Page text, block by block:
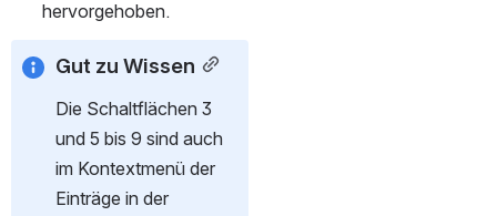
hervorgehoben.
Gut zu Wissen
Die Schaltflächen 3
und 5 bis 9 sind auch
im Kontextmenü der
Einträge in der